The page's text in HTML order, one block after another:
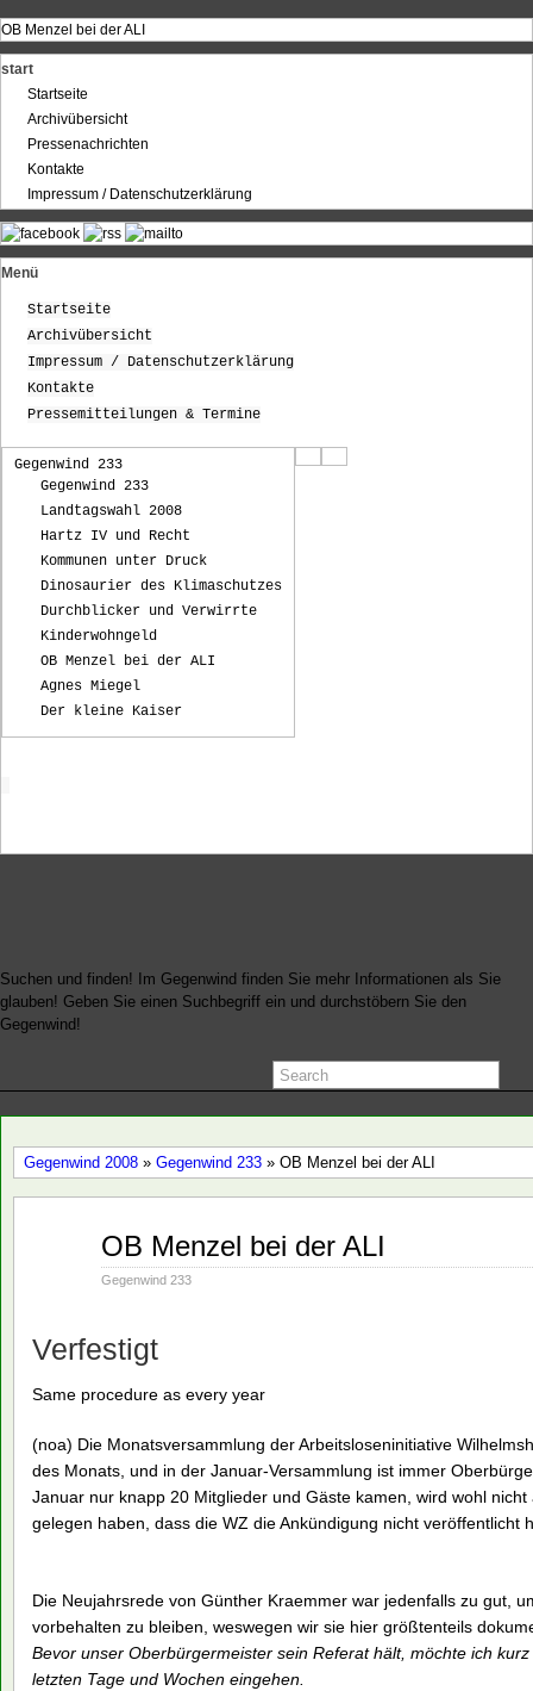
OB Menzel bei der ALI
start
Startseite
Archivübersicht
Pressenachrichten
Kontakte
Impressum / Datenschutzerklärung
Menü
Startseite
Archivübersicht
Impressum / Datenschutzerklärung
Kontakte
Pressemitteilungen & Termine
Gegenwind 233
Gegenwind 233
Landtagswahl 2008
Hartz IV und Recht
Kommunen unter Druck
Dinosaurier des Klimaschutzes
Durchblicker und Verwirrte
Kinderwohngeld
OB Menzel bei der ALI
Agnes Miegel
Der kleine Kaiser
Suchen und finden! Im Gegenwind finden Sie mehr Informationen als Sie
glauben! Geben Sie einen Suchbegriff ein und durchstöbern Sie den
Gegenwind!
Gegenwind 2008 » Gegenwind 233 » OB Menzel bei der ALI
OB Menzel bei der ALI
Gegenwind 233
Verfestigt
Same procedure as every year
(noa) Die Monatsversammlung der Arbeitsloseninitiative
des Monats, und in der Januar-Versammlung ist immer
Januar nur knapp 20 Mitglieder und Gäste kamen, wird wohl
gelegen haben, dass die WZ die Ankündigung nicht veröffentlicht
Die Neujahrsrede von Günther Kraemmer war jedenfalls zu gut,
vorbehalten zu bleiben, weswegen wir sie hier größtenteils
Bevor unser Oberbürgermeister sein Referat hält, möchte ich
letzten Tage und Wochen eingehen.